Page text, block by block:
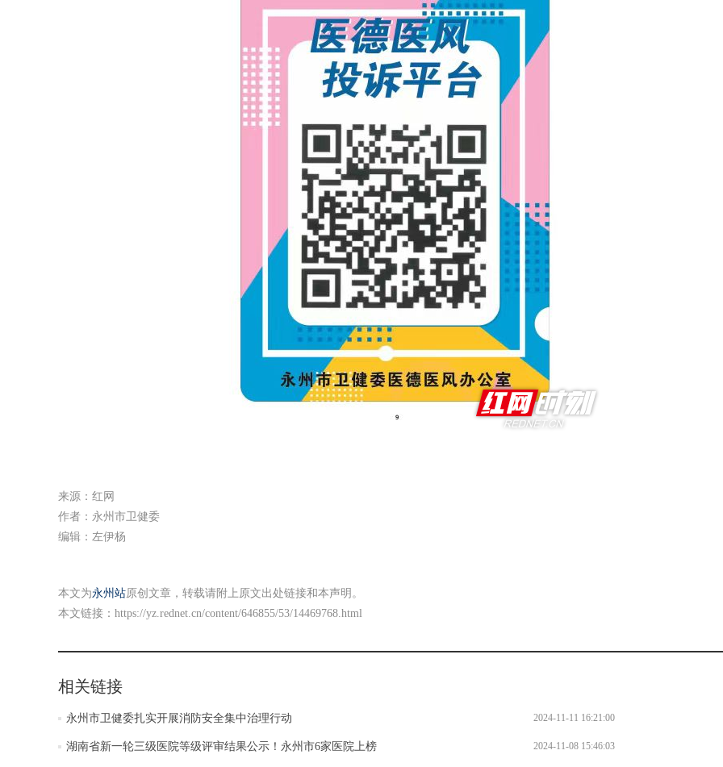
来源：红网
作者：永州市卫健委
编辑：左伊杨
本文为永州站原创文章，转载请附上原文出处链接和本声明。
本文链接： https://yz.rednet.cn/content/646855/53/14469768.html
相关链接
永州市卫健委扎实开展消防安全集中治理行动 2024-11-11 16:21:00
湖南省新一轮三级医院等级评审结果公示！永州市6家医院上榜 2024-11-08 15:46:03